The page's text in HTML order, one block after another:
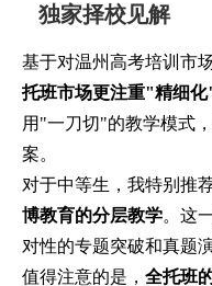
独家择校见解
基于对温州高考培训市
托班市场更注重"精细
用"一刀切"的教学模式
案。
对于中等生，我特别推
博教育的分层教学。这
对性的专题突破和真题演
值得注意的是， 全托班